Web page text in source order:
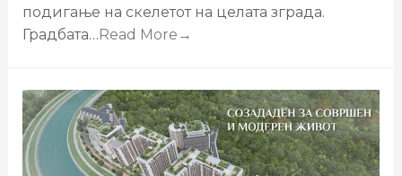
подигање на скелетот на целата зграда.
Градбата… Read More→